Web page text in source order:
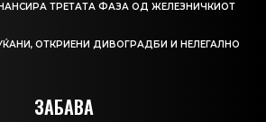
ТРЕТАТА ФАЗА ОД ЖЕЛЕЗНИЧКИОТ
ОТКРИЕНИ ДИВОГРАДБИ И НЕЛЕГАЛНО
ЗАБАВА